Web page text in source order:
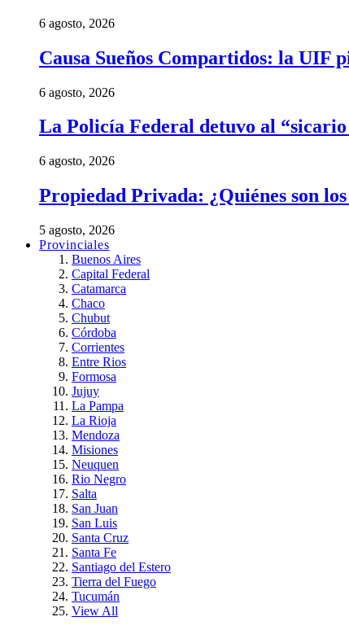
6 agosto, 2026
Causa Sueños Compartidos: la UIF
6 agosto, 2026
La Policía Federal detuvo al
6 agosto, 2026
Propiedad Privada: ¿Quiénes son
5 agosto, 2026
Provinciales
Buenos Aires
Capital Federal
Catamarca
Chaco
Chubut
Córdoba
Corrientes
Entre Rios
Formosa
Jujuy
La Pampa
La Rioja
Mendoza
Misiones
Neuquen
Rio Negro
Salta
San Juan
San Luis
Santa Cruz
Santa Fe
Santiago del Estero
Tierra del Fuego
Tucumán
View All